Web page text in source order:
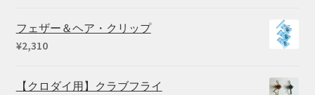
フェザー＆ヘア・クリップ
¥2,310
【クロダイ用】クラブフライ